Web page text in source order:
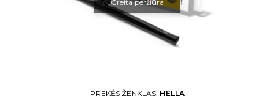
Greita peržiūra
PREKĖS ŽENKLAS: HELLA